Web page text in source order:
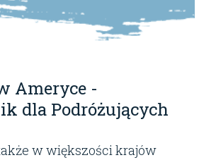
Ameryce -
dla Podróżujących
w większości krajów